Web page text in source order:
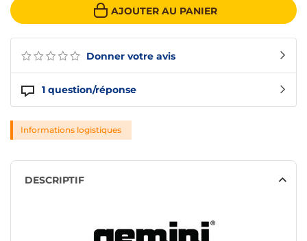
Donner votre avis
1 question/réponse
AJOUTER AU PANIER
Informations logistiques
DESCRIPTIF